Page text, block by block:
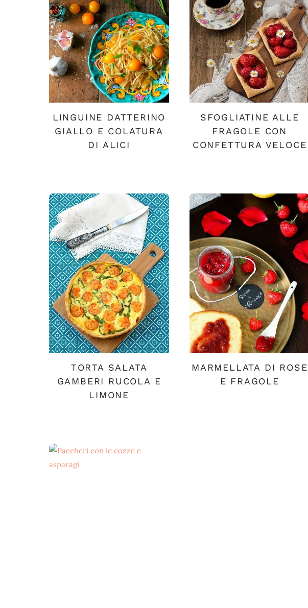
LINGUINE DATTERINO
GIALLO E COLATURA
DI ALICI
SFOGLIATINE ALLE
FRAGOLE CON
CONFETTURA VELOCE
TORTA SALATA
GAMBERI RUCOLA E
LIMONE
MARMELLATA DI ROSE
E FRAGOLE